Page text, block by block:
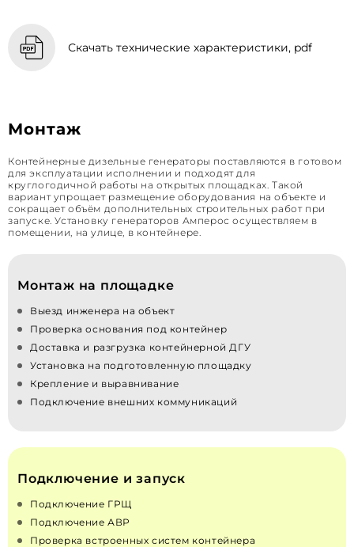
Скачать технические характеристики, pdf
Монтаж
Контейнерные дизельные генераторы поставляются в готовом
для эксплуатации исполнении и подходят для
круглогодичной работы на открытых площадках. Такой
вариант упрощает размещение оборудования на объекте и
сокращает объём дополнительных строительных работ при
запуске. Установку генераторов Амперос осуществляем в
помещении, на улице, в контейнере.
Монтаж на площадке
Выезд инженера на объект
Проверка основания под контейнер
Доставка и разгрузка контейнерной ДГУ
Установка на подготовленную площадку
Крепление и выравнивание
Подключение внешних коммуникаций
Подключение и запуск
Подключение ГРЩ
Подключение АВР
Проверка встроенных систем контейнера